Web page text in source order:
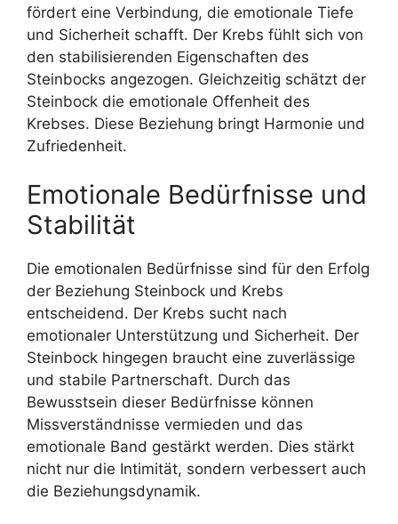
fördert eine Verbindung, die emotionale Tiefe
und Sicherheit schafft. Der Krebs fühlt sich von
den stabilisierenden Eigenschaften des
Steinbocks angezogen. Gleichzeitig schätzt der
Steinbock die emotionale Offenheit des
Krebses. Diese Beziehung bringt Harmonie und
Zufriedenheit.
Emotionale Bedürfnisse und
Stabilität
Die emotionalen Bedürfnisse sind für den Erfolg
der Beziehung Steinbock und Krebs
entscheidend. Der Krebs sucht nach
emotionaler Unterstützung und Sicherheit. Der
Steinbock hingegen braucht eine zuverlässige
und stabile Partnerschaft. Durch das
Bewusstsein dieser Bedürfnisse können
Missverständnisse vermieden und das
emotionale Band gestärkt werden. Dies stärkt
nicht nur die Intimität, sondern verbessert auch
die Beziehungsdynamik.